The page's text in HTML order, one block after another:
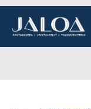
Päävalikko